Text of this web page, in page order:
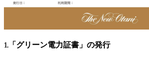
1.「グリーン電力証書」の発行